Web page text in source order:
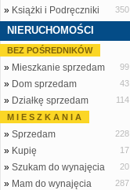
» Książki i Podręczniki 350
NIERUCHOMOŚCI
BEZ POŚREDNIKÓW
» Mieszkanie sprzedam 99
» Dom sprzedam 43
» Działkę sprzedam
114
M I E S Z K A N I A
» Sprzedam 228
» Kupię 17
» Szukam do wynajęcia 20
» Mam do wynajęcia 287